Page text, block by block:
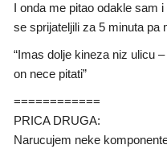
I onda me pitao odakle sam
se sprijateljili za 5 minuta pa
“Imas dolje kineza niz ulicu
on nece pitati”
============
PRICA DRUGA:
Narucujem neke